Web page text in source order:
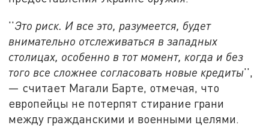
''Это риск. И все это, разумеется, будет
внимательно отслеживаться в западных
столицах, особенно в тот момент, когда и без
того все сложнее согласовать новые кредиты'',
— считает Магали Барте, отмечая, что
европейцы не потерпят стирание грани
между гражданскими и военными целями.